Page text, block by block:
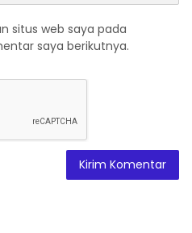
situs web saya pada
saya berikutnya.